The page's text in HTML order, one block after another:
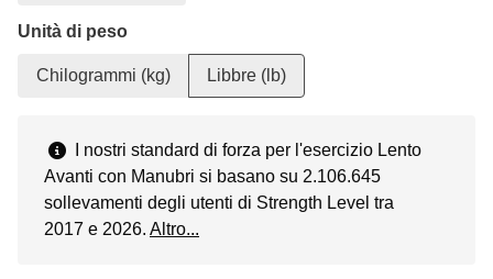
Unità di peso
Chilogrammi (kg) Libbre (lb)
I nostri standard di forza per l'esercizio Lento
Avanti con Manubri si basano su 2.106.645
sollevamenti degli utenti di Strength Level tra
2017 e 2026. Altro...